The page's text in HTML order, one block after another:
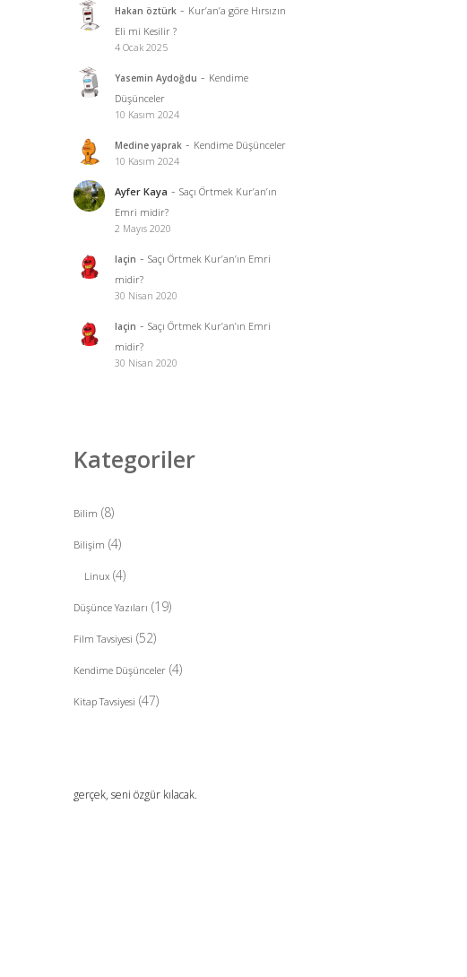
Hakan öztürk- Kur’an’a göre Hırsızın
Eli mi Kesilir ?
4 Ocak 2025
Yasemin Aydoğdu - Kendime
Düşünceler
10 Kasım 2024
Medine yaprak- Kendime Düşünceler
10 Kasım 2024
Ayfer Kaya - Saçı Örtmek Kur’an’ın
Emri midir?
2 Mayıs 2020
laçin - Saçı Örtmek Kur’an’ın Emri
midir?
30 Nisan 2020
laçin - Saçı Örtmek Kur’an’ın Emri
midir?
30 Nisan 2020
Kategoriler
Bilim (8)
Bilişim (4)
Linux (4)
Düşünce Yazıları (19)
Film Tavsiyesi (52)
Kendime Düşünceler (4)
Kitap Tavsiyesi (47)
gerçek, seni özgür kılacak.